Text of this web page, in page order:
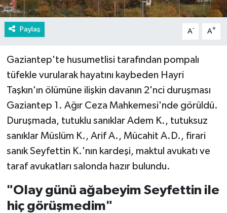
Paylaş A- A+
Gaziantep'te husumetlisi tarafından pompalı
tüfekle vurularak hayatını kaybeden Hayri
Taşkın'ın ölümüne ilişkin davanın 2'nci duruşması
Gaziantep 1. Ağır Ceza Mahkemesi'nde görüldü.
Duruşmada, tutuklu sanıklar Adem K., tutuksuz
sanıklar Müslüm K., Arif A., Mücahit A.D., firari
sanık Seyfettin K.'nın kardeşi, maktul avukatı ve
taraf avukatları salonda hazır bulundu.
"Olay günü ağabeyim Seyfettin ile
hiç görüşmedim"